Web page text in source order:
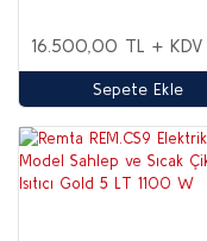
16.500,00 TL + KDV
Sepete Ekle